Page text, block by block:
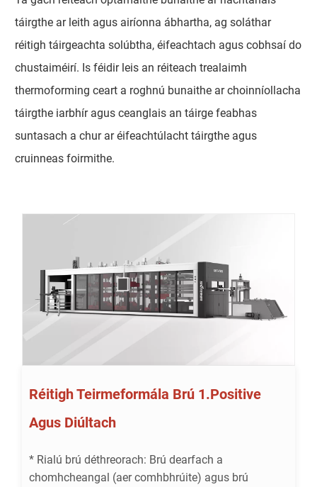
táirgthe ar leith agus airíonna ábhartha, ag soláthar
réitigh táirgeachta solúbtha, éifeachtach agus cobhsaí do
chustaiméirí. Is féidir leis an réiteach trealaimh
thermoforming ceart a roghnú bunaithe ar choinníollacha
táirgthe iarbhír agus ceanglais an táirge feabhas
suntasach a chur ar éifeachtúlacht táirgthe agus
cruinneas foirmithe.
Réitigh Teirmeformála Brú 1.Positive
Agus Diúltach
* Rialú brú déthreorach: Brú dearfach a
chomhcheangal (aer comhbhrúite) agus brú